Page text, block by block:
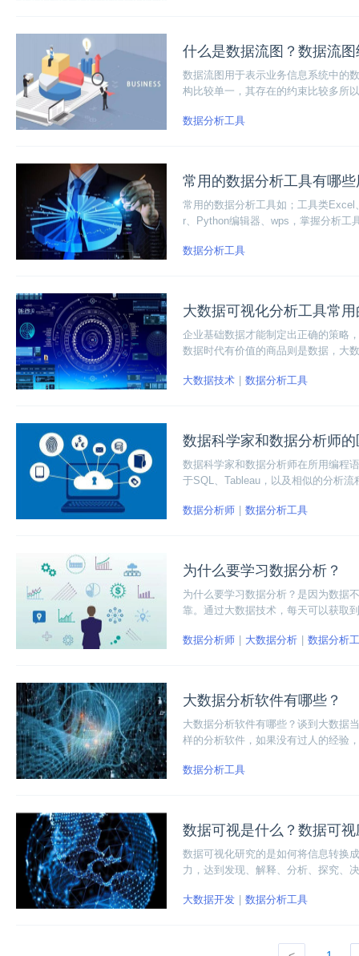
什么是数据流图？数据流
数据流图用于表示业务信息系统中的
构比较单一，其存在的约束比较多所
数据分析工具
常用的数据分析工具有哪
常用的数据分析工具如；工具类
r、Python编辑器、wps，掌握分析工
数据分析工具
大数据可视化分析工具常
企业基础数据才能制定出正确的策略
数据时代有价值的商品则是数据，大
大数据技术
数据分析工具
数据科学家和数据分析师
数据科学家和数据分析师在所用编程
于SQL、Tableau，以及相似的分析
况下会使用Tableau和SQL等工具去做
数据分析师 数据分析工具
为什么要学习数据分析？
为什么要学习数据分析？是因为数据
靠。通过大数据技术，每天可以获取
要学习数据分析吧。
数据分析师 大数据分析 数据分析
大数据分析软件有哪些？
大数据分析软件有哪些？谈到大数据
样的分析软件，如果没有过人的经验
数据分析工具
数据可视是什么？数据可
数据可视化研究的是如何将信息转换
力，达到发现、解释、分析、探究、
大数据开发
数据分析工具